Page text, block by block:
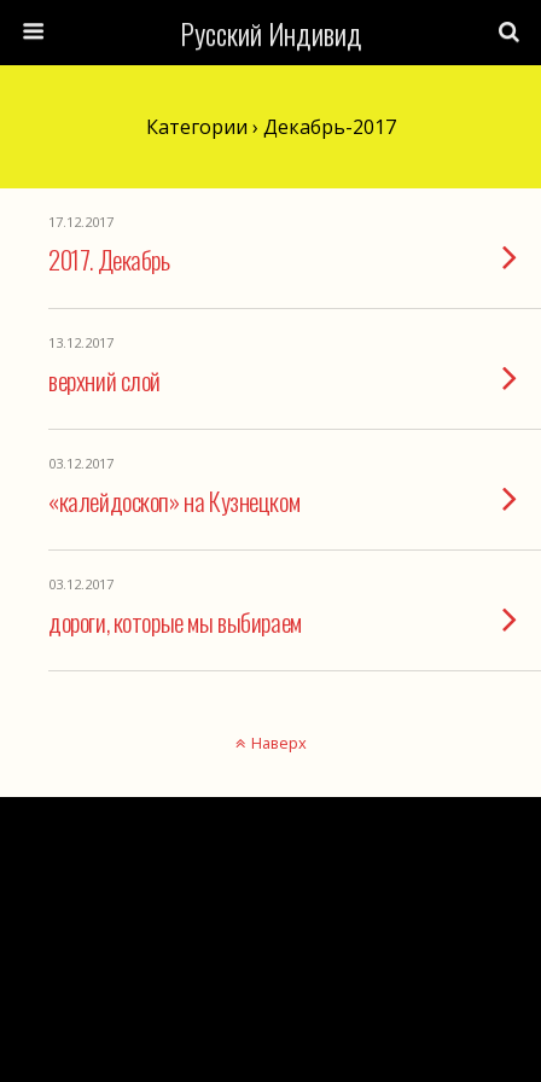
Русский Индивид
Категории › Декабрь-2017
17.12.2017
2017. Декабрь
13.12.2017
верхний слой
03.12.2017
«калейдоскоп» на Кузнецком
03.12.2017
дороги, которые мы выбираем
Наверх